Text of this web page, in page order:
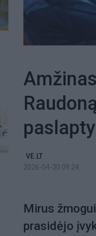
VE.LT
2026-04-30 09:24
Mirus
prasidėjo